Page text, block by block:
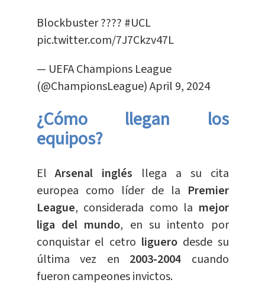
Blockbuster ???? #UCL
pic.twitter.com/7J7Ckzv47L
— UEFA Champions League
(@ChampionsLeague)April 9, 2024
¿Cómo llegan los
equipos?
El Arsenal inglés llega a su cita
europea como líder de la Premier
League, considerada como la mejor
liga del mundo, en su intento por
conquistar el cetro liguero desde su
última vez en 2003-2004 cuando
fueron campeones invictos.